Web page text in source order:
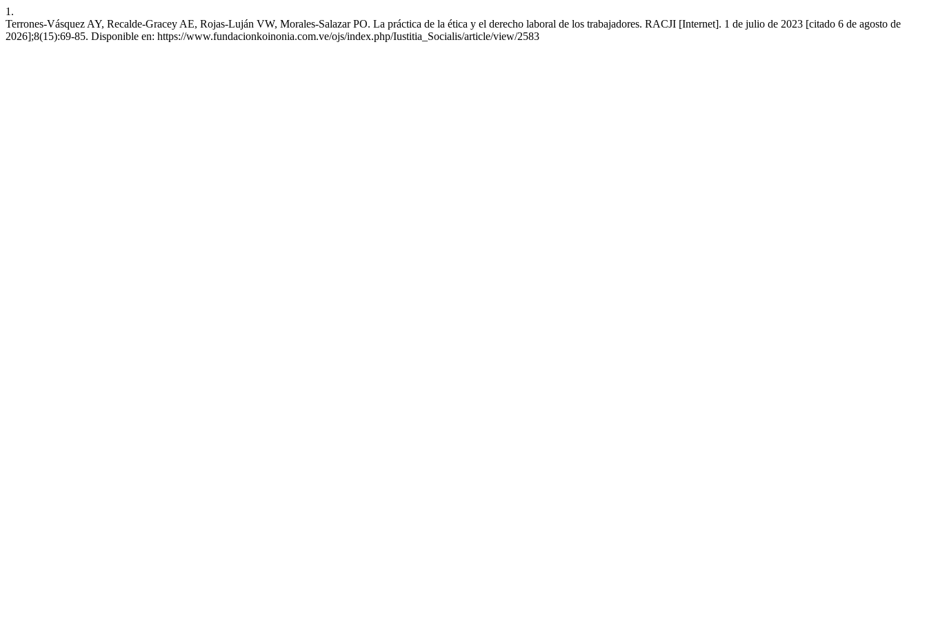
1.
Terrones-Vásquez AY, Recalde-Gracey AE, Rojas-Luján VW, Morales-Salazar PO. La práctica de la ética y el derecho laboral de los trabajadores. RACJI [Internet]. 1 de julio de 2023 [citado 6 de agosto de
2026];8(15):69-85. Disponible en: https://www.fundacionkoinonia.com.ve/ojs/index.php/Iustitia_Socialis/article/view/2583